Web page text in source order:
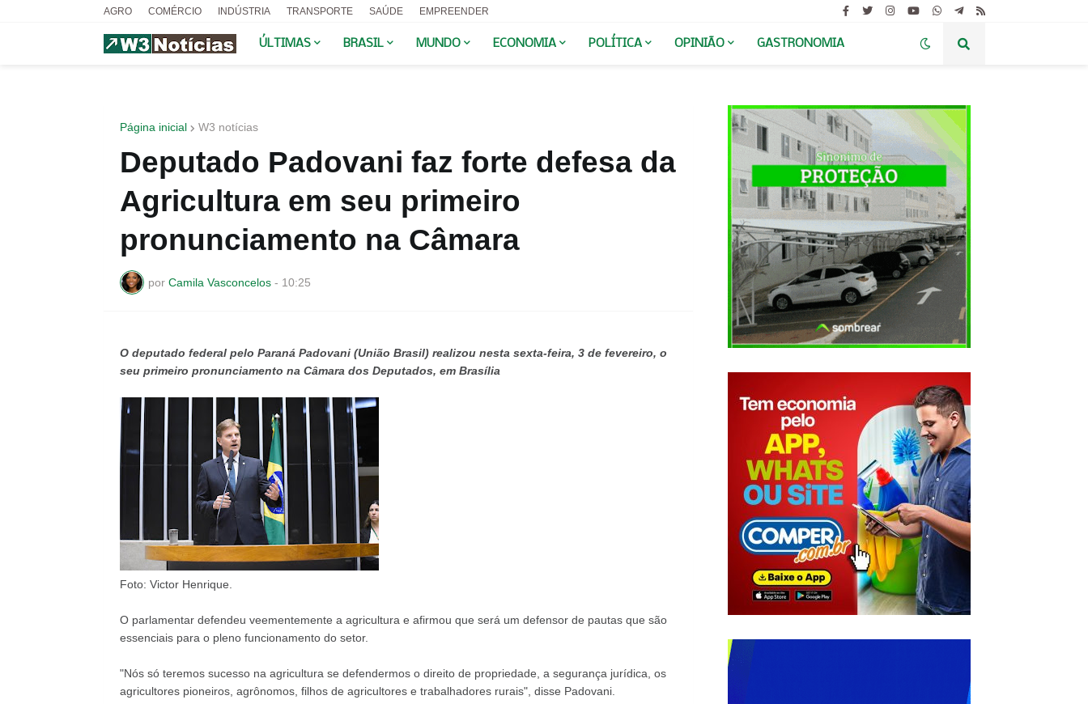
AGRO COMÉRCIO INDÚSTRIA TRANSPORTE SAÚDE EMPREENDER
ÚLTIMAS BRASIL MUNDO ECONOMIA POLÍTICA OPINIÃO GASTRONOMIA
Página inicial W3 notícias
Deputado Padovani faz forte defesa da
Agricultura em seu primeiro
pronunciamento na Câmara
por Camila Vasconcelos - 10:25
O deputado federal pelo Paraná Padovani (União Brasil) realizou nesta sexta-feira, 3 de fevereiro, o
seu primeiro pronunciamento na Câmara dos Deputados, em Brasília
Foto: Victor Henrique.
O parlamentar defendeu veementemente a agricultura e afirmou que será um defensor de pautas que são
essenciais para o pleno funcionamento do setor.
"Nós só teremos sucesso na agricultura se defendermos o direito de propriedade, a segurança jurídica, os
agricultores pioneiros, agrônomos, filhos de agricultores e trabalhadores rurais", disse Padovani.